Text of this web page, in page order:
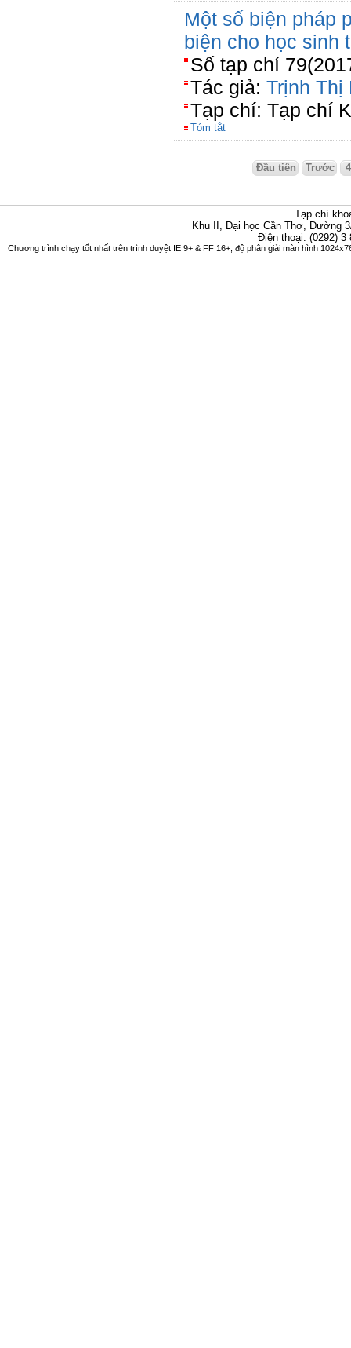
Một số biện pháp
biện cho học sinh
Số tạp chí
Tác giả: Trịnh Thị
Tạp chí: Tạp chí
Tóm tắt
Đầu tiên Trước 4
Tạp chí
Khu II, Đại học Cần Thơ, Đường
Điện thoại: (0292)
Chương trình chạy tốt nhất trên trình duyệt IE 9+ & FF 16+, độ phân giải màn hình